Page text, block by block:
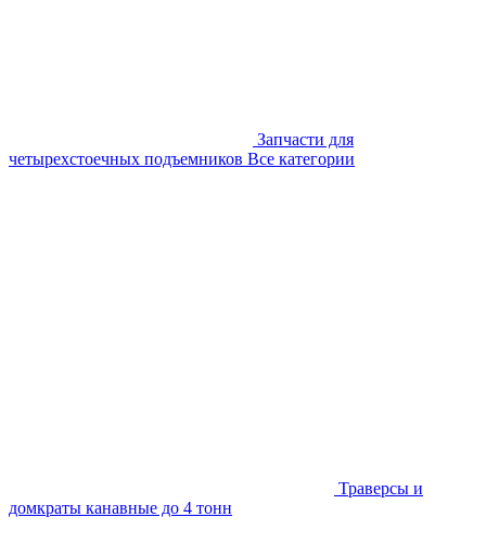
Запчасти для
четырехстоечных подъемников Все категории
Траверсы и
домкраты канавные до 4 тонн